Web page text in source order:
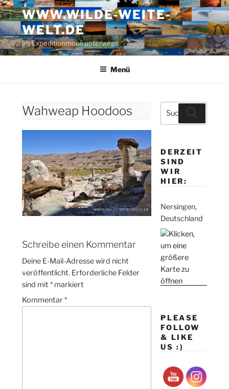
Zum
Inhalt
springen
WWW.WILDE-WEITE-
WELT.DE
Im Expeditionmobil unterwegs
Menü
Wahweap Hoodoos
Schreibe einen Kommentar
Deine E-Mail-Adresse wird nicht
veröffentlicht. Erforderliche Felder
sind mit* markiert
Kommentar*
Suche
nach:
DERZEIT
SIND
WIR
HIER:
Nersingen,
Deutschland
PLEASE
FOLLOW
& LIKE
US :)